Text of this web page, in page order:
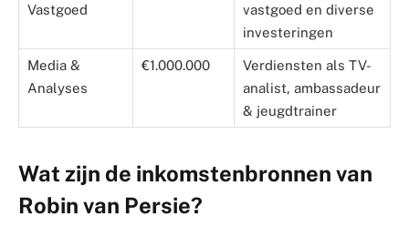
Vastgoed
vastgoed en diverse
investeringen
Media &
Analyses
€1.000.000
Verdiensten als TV-
analist, ambassadeur
& jeugdtrainer
Wat zijn de inkomstenbronnen van
Robin van Persie?